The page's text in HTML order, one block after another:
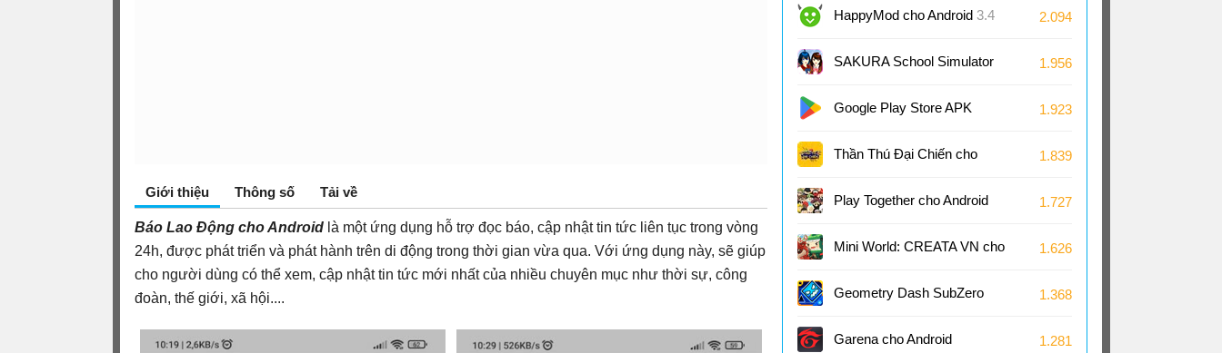
Giới thiệu Thông số Tải về
Báo Lao Động cho Android là một ứng dụng hỗ trợ đọc báo, cập nhật tin tức liên tục trong vòng
24h, được phát triển và phát hành trên di động trong thời gian vừa qua. Với ứng dụng này, sẽ giúp
cho người dùng có thể xem, cập nhật tin tức mới nhất của nhiều chuyên mục như thời sự, công
đoàn, thế giới, xã hội....
66.53
HappyMod cho Android 3.4 2.094
SAKURA School Simulator
cho Android 1.048
1.956
Google Play Store APK
(Android TV)51.8
1.923
Thần Thú Đại Chiến cho
Android
1.839
Play Together cho Android
2.29
1.727
Mini World: CREATA VN cho
Android 1.7
1.626
Geometry Dash SubZero
cho Android 2.2
1.368
Garena cho Android 1.281